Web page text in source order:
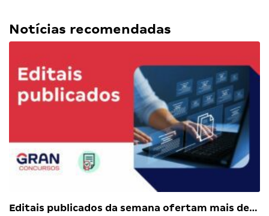
Notícias recomendadas
Editais publicados da semana ofertam mais de…